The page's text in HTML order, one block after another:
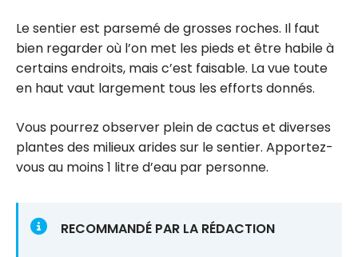
Le sentier est parsemé de grosses roches. Il faut
bien regarder où l’on met les pieds et être habile à
certains endroits, mais c’est faisable. La vue toute
en haut vaut largement tous les efforts donnés.
Vous pourrez observer plein de cactus et diverses
plantes des milieux arides sur le sentier. Apportez-
vous au moins 1 litre d’eau par personne.
RECOMMANDÉ PAR LA RÉDACTION